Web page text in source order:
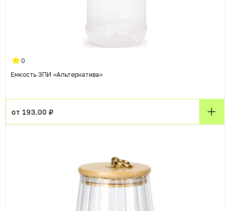
0
Емкость ЗПИ «Альтернатива»
от 193.00 ₽